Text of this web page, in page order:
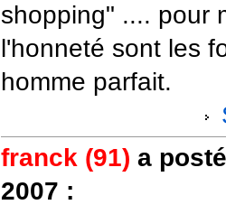
shopping" .... pour
l'honneté sont les
homme parfait.
franck (91) a
2007 :